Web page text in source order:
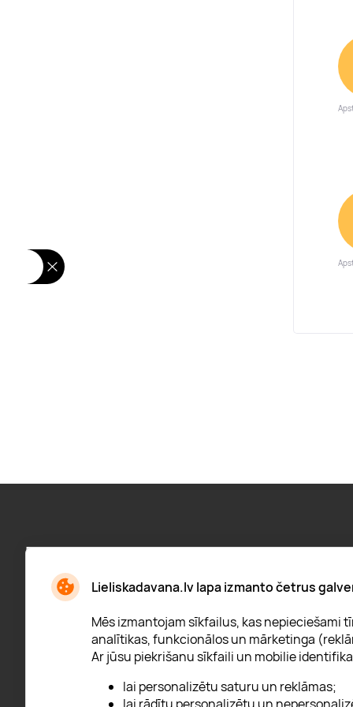
Lieliskadavana.lv lapa izmanto četrus
Mēs izmantojam sīkfailus, kas nepieciešami
analītikas, funkcionālos un mārketinga
Ar jūsu piekrišanu sīkfaili un mobilie
lai personalizētu saturu un reklāmas;
Pieraksties jaunumiem:
Jaunumi, atlaižu paziņojumi un daudz kas cits
* Esmu iepazinies/usies arprivātuma politiku